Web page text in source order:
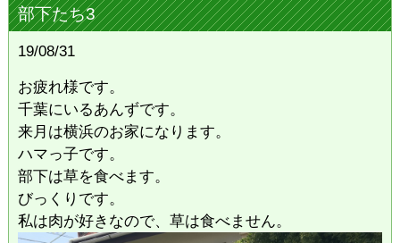
部下たち3
19/08/31
お疲れ様です。
千葉にいるあんずです。
来月は横浜のお家になります。
ハマっ子です。
部下は草を食べます。
びっくりです。
私は肉が好きなので、草は食べません。